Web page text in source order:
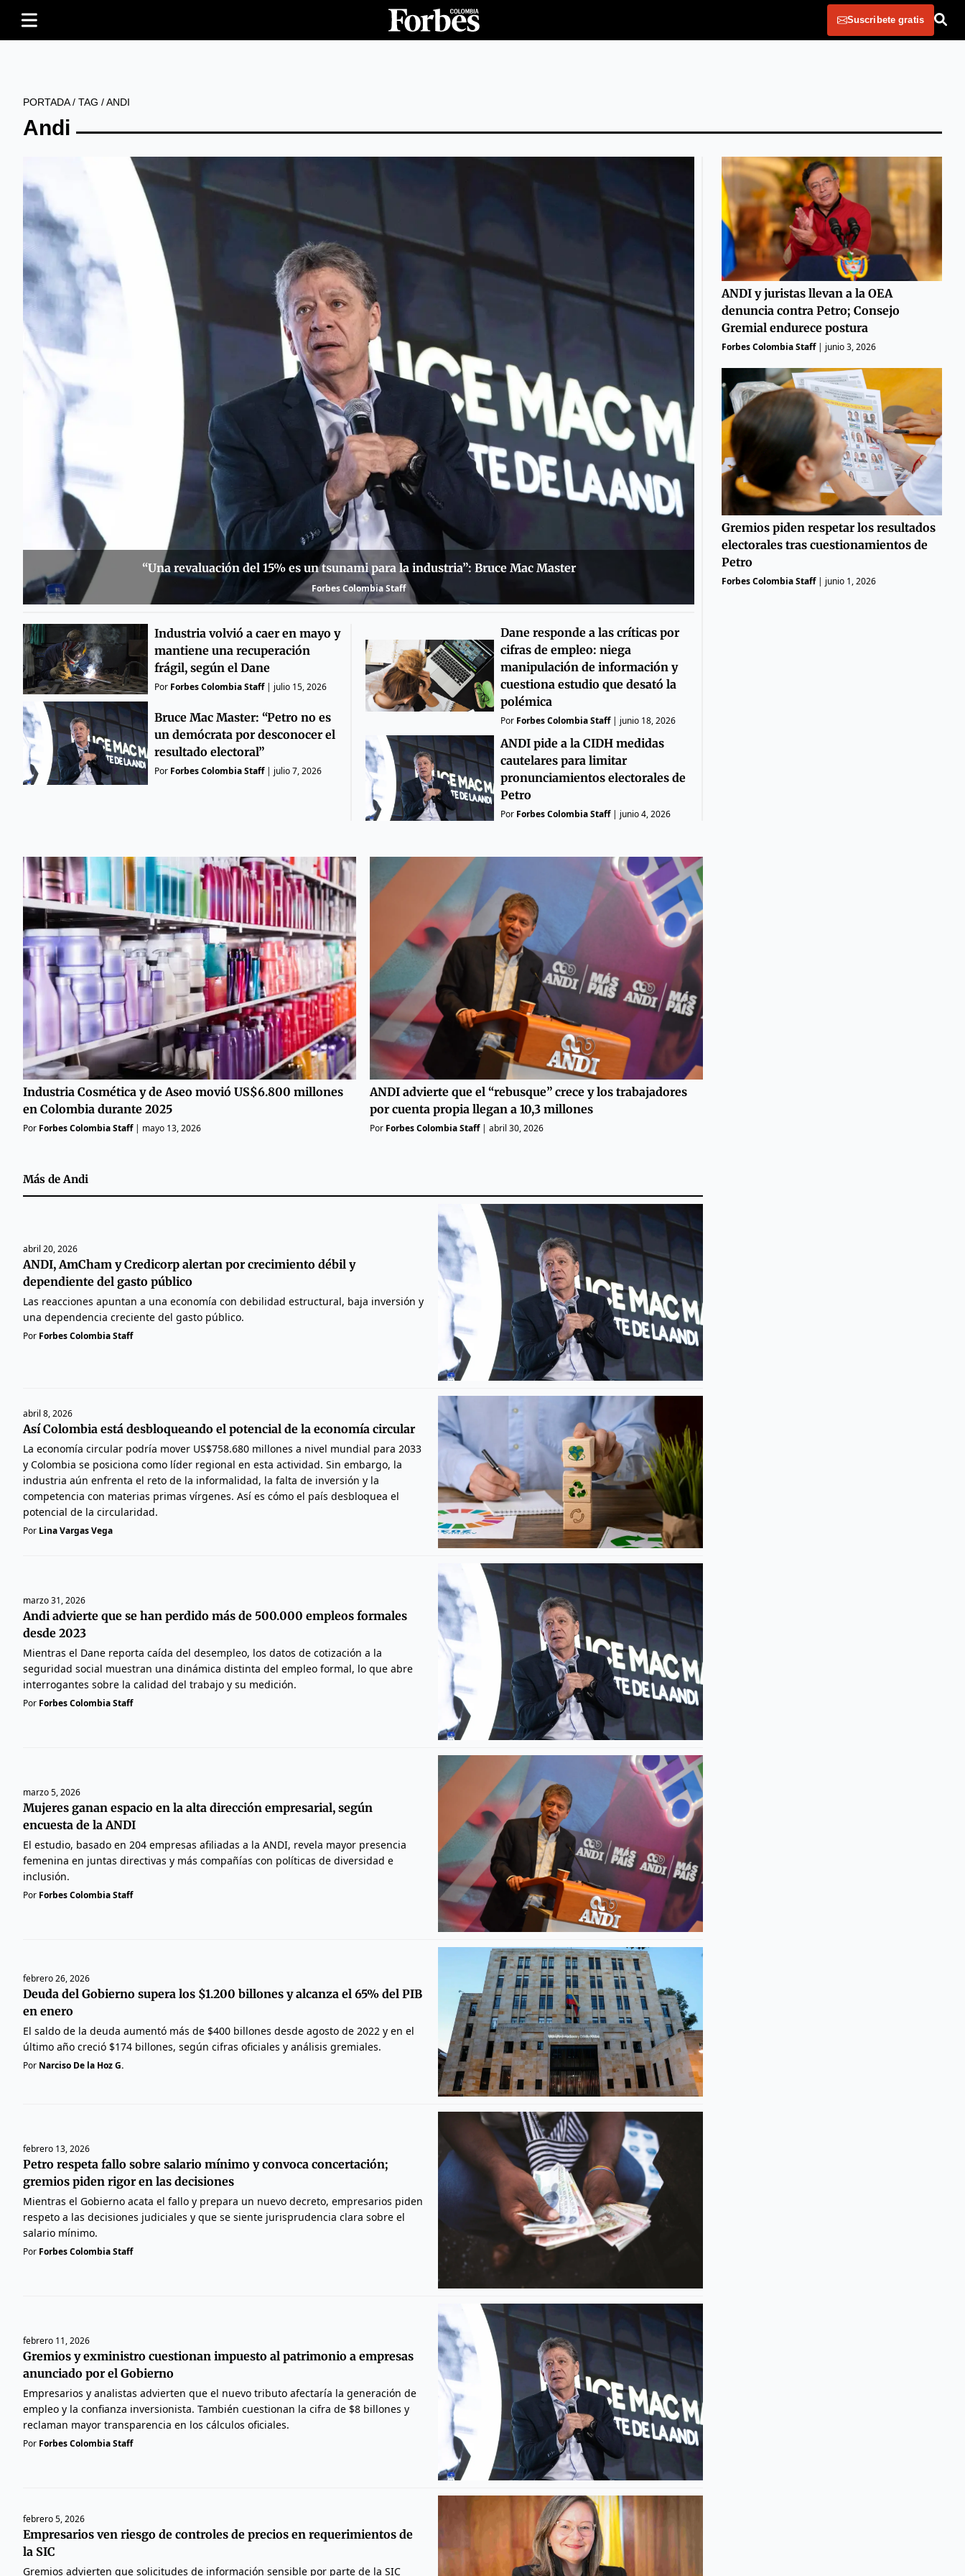
Suscribete gratis
PORTADA/ TAG /ANDI
Andi
“Una revaluación del 15% es un tsunami para la industria”: Bruce Mac Master
Forbes Colombia Staff
Industria volvió a caer en mayo y
mantiene una recuperación
frágil, según el Dane
Por Forbes Colombia Staff| julio 15, 2026
Bruce Mac Master: “Petro no es
un demócrata por desconocer el
resultado electoral”
Por Forbes Colombia Staff| julio 7, 2026
Dane responde a las críticas por
cifras de empleo: niega
manipulación de información y
cuestiona estudio que desató la
polémica
Por Forbes Colombia Staff| junio 18, 2026
ANDI pide a la CIDH medidas
cautelares para limitar
pronunciamientos electorales de
Petro
Por Forbes Colombia Staff| junio 4, 2026
ANDI y juristas llevan a la OEA
denuncia contra Petro; Consejo
Gremial endurece postura
Forbes Colombia Staff| junio 3, 2026
Gremios piden respetar los resultados
electorales tras cuestionamientos de
Petro
Forbes Colombia Staff| junio 1, 2026
Industria Cosmética y de Aseo movió US$6.800 millones
en Colombia durante 2025
Por Forbes Colombia Staff| mayo 13, 2026
ANDI advierte que el “rebusque” crece y los trabajadores
por cuenta propia llegan a 10,3 millones
Por Forbes Colombia Staff|abril 30, 2026
Más de Andi
abril 20, 2026
ANDI, AmCham y Credicorp alertan por crecimiento débil y
dependiente del gasto público
Las reacciones apuntan a una economía con debilidad estructural, baja inversión y
una dependencia creciente del gasto público.
Por Forbes Colombia Staff
abril 8, 2026
Así Colombia está desbloqueando el potencial de la economía circular
La economía circular podría mover US$758.680 millones a nivel mundial para 2033
y Colombia se posiciona como líder regional en esta actividad. Sin embargo, la
industria aún enfrenta el reto de la informalidad, la falta de inversión y la
competencia con materias primas vírgenes. Así es cómo el país desbloquea el
potencial de la circularidad.
Por Lina Vargas Vega
marzo 31, 2026
Andi advierte que se han perdido más de 500.000 empleos formales
desde 2023
Mientras el Dane reporta caída del desempleo, los datos de cotización a la
seguridad social muestran una dinámica distinta del empleo formal, lo que abre
interrogantes sobre la calidad del trabajo y su medición.
Por Forbes Colombia Staff
marzo 5, 2026
Mujeres ganan espacio en la alta dirección empresarial, según
encuesta de la ANDI
El estudio, basado en 204 empresas afiliadas a la ANDI, revela mayor presencia
femenina en juntas directivas y más compañías con políticas de diversidad e
inclusión.
Por Forbes Colombia Staff
febrero 26, 2026
Deuda del Gobierno supera los $1.200 billones y alcanza el 65% del PIB
en enero
El saldo de la deuda aumentó más de $400 billones desde agosto de 2022 y en el
último año creció $174 billones, según cifras oficiales y análisis gremiales.
Por Narciso De la Hoz G.
febrero 13, 2026
Petro respeta fallo sobre salario mínimo y convoca concertación;
gremios piden rigor en las decisiones
Mientras el Gobierno acata el fallo y prepara un nuevo decreto, empresarios piden
respeto a las decisiones judiciales y que se siente jurisprudencia clara sobre el
salario mínimo.
Por Forbes Colombia Staff
febrero 11, 2026
Gremios y exministro cuestionan impuesto al patrimonio a empresas
anunciado por el Gobierno
Empresarios y analistas advierten que el nuevo tributo afectaría la generación de
empleo y la confianza inversionista. También cuestionan la cifra de $8 billones y
reclaman mayor transparencia en los cálculos oficiales.
Por Forbes Colombia Staff
febrero 5, 2026
Empresarios ven riesgo de controles de precios en requerimientos de
la SIC
Gremios advierten que solicitudes de información sensible por parte de la SIC